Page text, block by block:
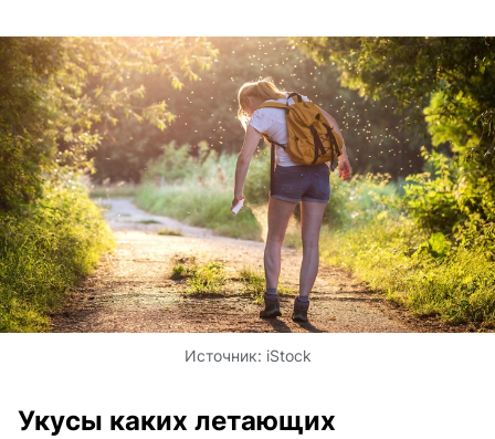
Источник: iStock
Укусы каких летающих